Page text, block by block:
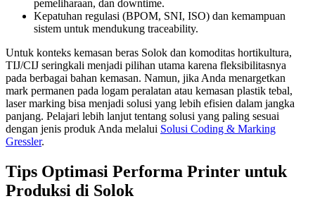
pemeliharaan, dan downtime.
Kepatuhan regulasi (BPOM, SNI, ISO) dan kemampuan
sistem untuk mendukung traceability.
Untuk konteks kemasan beras Solok dan komoditas hortikultura,
TIJ/CIJ seringkali menjadi pilihan utama karena fleksibilitasnya
pada berbagai bahan kemasan. Namun, jika Anda menargetkan
mark permanen pada logam peralatan atau kemasan plastik tebal,
laser marking bisa menjadi solusi yang lebih efisien dalam jangka
panjang. Pelajari lebih lanjut tentang solusi yang paling sesuai
dengan jenis produk Anda melalui Solusi Coding & Marking
Gressler.
Tips Optimasi Performa Printer untuk
Produksi di Solok